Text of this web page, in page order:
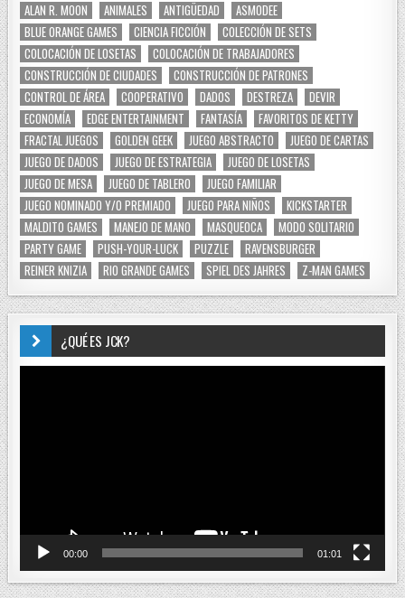
ALAN R. MOON ANIMALES ANTIGÜEDAD
ASMODEE
BLUE ORANGE GAMES
CIENCIA FICCIÓN
COLECCIÓN DE SETS
COLOCACIÓN DE LOSETAS
COLOCACIÓN DE TRABAJADORES
CONSTRUCCIÓN DE CIUDADES
CONSTRUCCIÓN DE PATRONES
CONTROL DE ÁREA
COOPERATIVO DADOS DESTREZA
DEVIR
ECONOMÍA
EDGE ENTERTAINMENT FANTASÍA
FAVORITOS DE KETTY
FRACTAL JUEGOS
GOLDEN GEEK JUEGO ABSTRACTO
JUEGO DE CARTAS
JUEGO DE DADOS
JUEGO DE ESTRATEGIA
JUEGO DE LOSETAS
JUEGO DE MESA
JUEGO DE TABLERO
JUEGO FAMILIAR
JUEGO NOMINADO Y/O PREMIADO
JUEGO PARA NIÑOS
KICKSTARTER
MALDITO GAMES
MANEJO DE MANO MASQUEOCA
MODO SOLITARIO
PARTY GAME
PUSH-YOUR-LUCK PUZZLE
RAVENSBURGER
REINER KNIZIA
RIO GRANDE GAMES SPIEL DES JAHRES Z-MAN GAMES
¿QUÉ ES JCK?
00:00 01:01